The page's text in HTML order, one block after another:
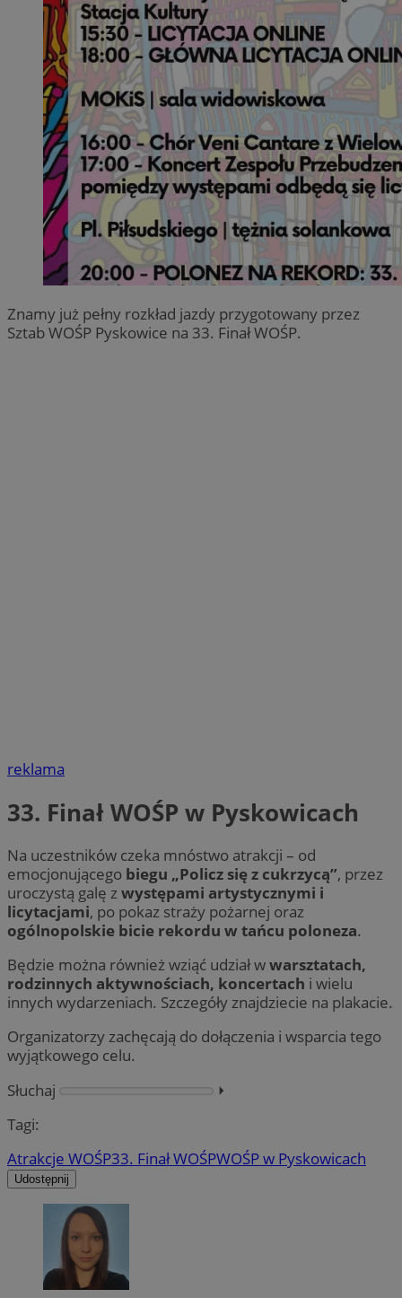
Znamy już pełny rozkład jazdy przygotowany przez
Sztab WOŚP Pyskowice na 33. Finał WOŚP.
reklama
33. Finał WOŚP w Pyskowicach
Na uczestników czeka mnóstwo atrakcji – od
emocjonującego biegu „Policz się z cukrzycą”, przez
uroczystą galę zwystępami artystycznymi i
licytacjami, po pokaz straży pożarnej oraz
ogólnopolskie bicie rekordu w tańcu poloneza.
Będzie można również wziąć udział wwarsztatach,
rodzinnych aktywnościach, koncertach i wielu
innych wydarzeniach. Szczegóły znajdziecie na plakacie.
Organizatorzy zachęcają do dołączenia i wsparcia tego
wyjątkowego celu.
Słuchaj
⏵︎
Tagi:
Atrakcje WOŚP33. Finał WOŚPWOŚP w Pyskowicach
Udostępnij